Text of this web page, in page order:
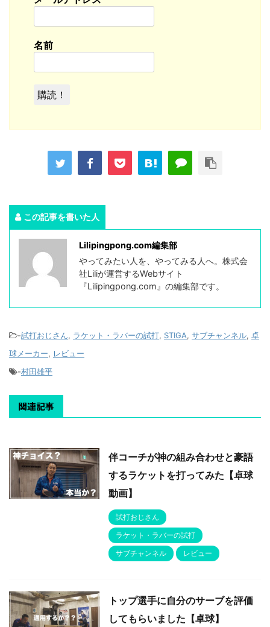
名前
この記事を書いた人
Lilipingpong.com編集部
やってみたい人を、やってみる人へ。株式会
社Liliが運営するWebサイト
『Lilipingpong.com』の編集部です。
-試打おじさん, ラケット・ラバーの試打, STIGA, サブチャンネル, 卓
球メーカー, レビュー
-村田雄平
関連記事
伴コーチが神の組み合わせと豪語
するラケットを打ってみた【卓球
動画】
試打おじさん
ラケット・ラバーの試打
サブチャンネル
レビュー
トップ選手に自分のサーブを評価
してもらいました【卓球】